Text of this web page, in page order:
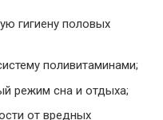
гигиену половых
поливитаминами;
режим сна и отдыха;
от вредных